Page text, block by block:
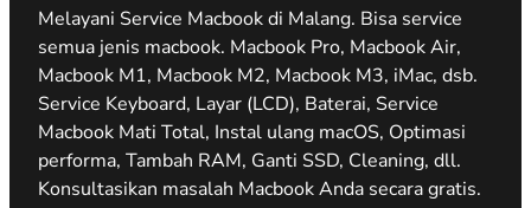
Melayani Service Macbook di Malang. Bisa service
semua jenis macbook. Macbook Pro, Macbook Air,
Macbook M1, Macbook M2, Macbook M3, iMac, dsb.
Service Keyboard, Layar (LCD), Baterai, Service
Macbook Mati Total, Instal ulang macOS, Optimasi
performa, Tambah RAM, Ganti SSD, Cleaning, dll.
Konsultasikan masalah Macbook Anda secara gratis.